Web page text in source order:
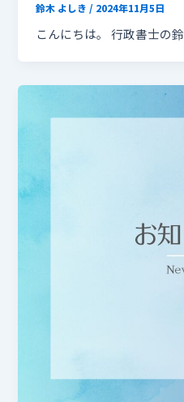
鈴木 よしき / 2024年11月5日
こんにちは。 行政書士の